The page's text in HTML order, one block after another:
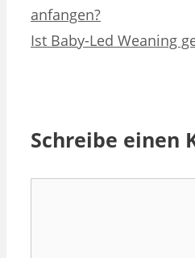
anfangen?
Ist Baby-Led Weaning
Schreibe einen